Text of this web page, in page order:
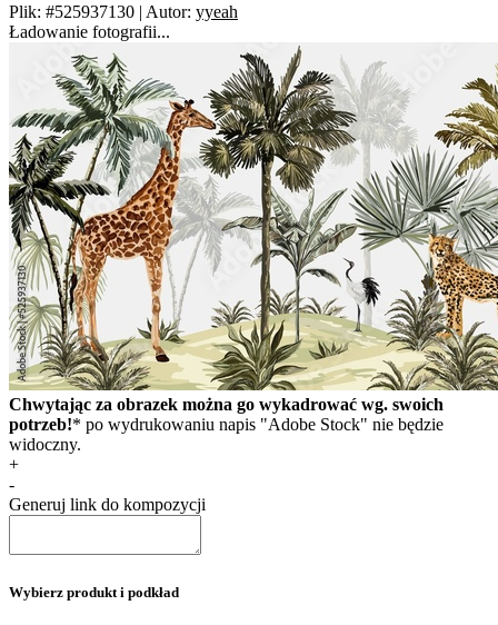
Plik: #525937130 | Autor: yyeah
Ładowanie fotografii...
Chwytając za obrazek można go wykadrować wg. swoich
potrzeb!* po wydrukowaniu napis "Adobe Stock" nie będzie
widoczny.
+
-
Generuj link do kompozycji
Wybierz produkt i podkład